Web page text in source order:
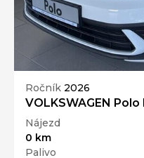
Ročník 2026
VOLKSWAGEN
Nájezd
0 km
Palivo